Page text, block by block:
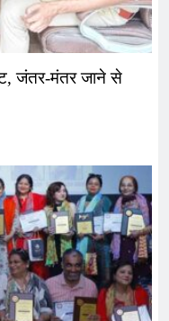
जंतर-मंतर जाने से